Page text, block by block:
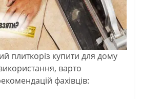
плиткоріз купити для дому
варто
фахівців: